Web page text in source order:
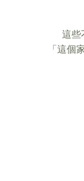
這些
「這個